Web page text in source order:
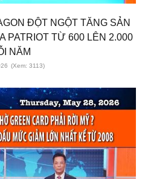
ĐỘT NGỘT TĂNG SẢN
PATRIOT TỪ 600 LÊN 2.000
NĂM
(Xem: 3113)